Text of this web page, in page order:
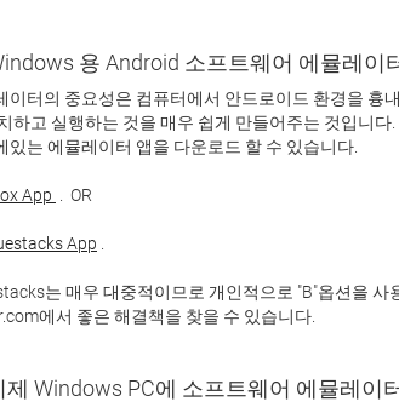
용 Android 소프트웨어 에뮬레이
이터의 중요성은 컴퓨터에서 안드로이드 환경을 흉
하고 실행하는 것을 매우 쉽게 만들어주는 것입니
App
App
에서 좋은 해결책을 찾을 수 있습니다.
제 Windows PC에 소프트웨어 에뮬레이